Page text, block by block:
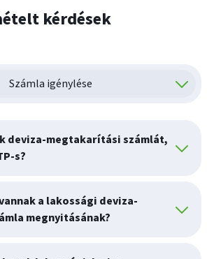
kérdések
Számla igénylése
deviza-megtakarítási számlát,
s?
a lakossági deviza-
megnyitásának?